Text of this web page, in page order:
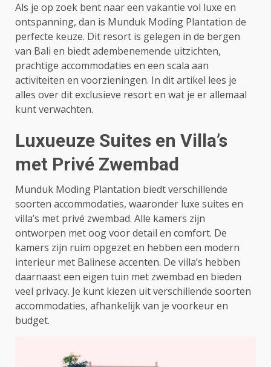
Als je op zoek bent naar een vakantie vol luxe en
ontspanning, dan is Munduk Moding Plantation de
perfecte keuze. Dit resort is gelegen in de bergen
van Bali en biedt adembenemende uitzichten,
prachtige accommodaties en een scala aan
activiteiten en voorzieningen. In dit artikel lees je
alles over dit exclusieve resort en wat je er allemaal
kunt verwachten.
Luxueuze Suites en Villa’s
met Privé Zwembad
Munduk Moding Plantation biedt verschillende
soorten accommodaties, waaronder luxe suites en
villa’s met privé zwembad. Alle kamers zijn
ontworpen met oog voor detail en comfort. De
kamers zijn ruim opgezet en hebben een modern
interieur met Balinese accenten. De villa’s hebben
daarnaast een eigen tuin met zwembad en bieden
veel privacy. Je kunt kiezen uit verschillende soorten
accommodaties, afhankelijk van je voorkeur en
budget.